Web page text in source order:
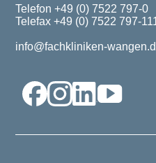
Telefon +49 (0) 7522 797-0
Telefax +49 (0) 7522 797-
info@fachkliniken-